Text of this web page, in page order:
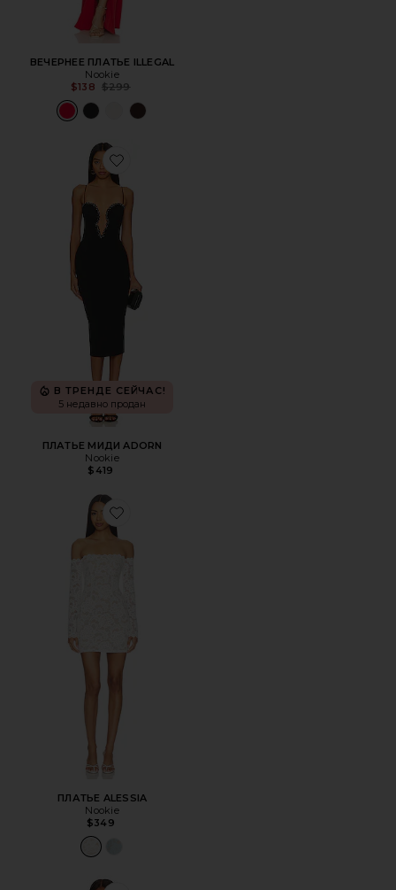
ВЕЧЕРНЕЕ ПЛАТЬЕ ILLEGAL
Nookie
$138 Previous price:
$299
Favorite ПЛАТЬЕ МИДИ ADORN
В ТРЕНДЕ СЕЙЧАС!
5 недавно продан
ПЛАТЬЕ МИДИ ADORN
Nookie
$419
Favorite ПЛАТЬЕ ALESSIA
ПЛАТЬЕ ALESSIA
Nookie
$349